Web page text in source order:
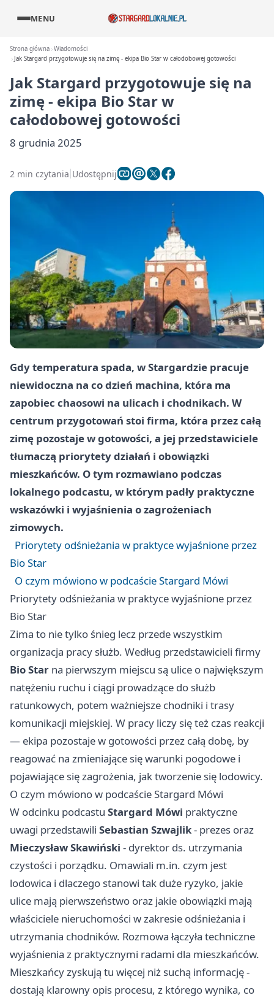
MENU
Strona główna Wiadomości
Jak Stargard przygotowuje się na zimę - ekipa Bio Star w całodobowej gotowości
Jak Stargard przygotowuje się na
zimę - ekipa Bio Star w
całodobowej gotowości
8 grudnia 2025
2 min czytania Udostępnij
Gdy temperatura spada, w Stargardzie pracuje
niewidoczna na co dzień machina, która ma
zapobiec chaosowi na ulicach i chodnikach. W
centrum przygotowań stoi firma, która przez całą
zimę pozostaje w gotowości, a jej przedstawiciele
tłumaczą priorytety działań i obowiązki
mieszkańców. O tym rozmawiano podczas
lokalnego podcastu, w którym padły praktyczne
wskazówki i wyjaśnienia o zagrożeniach
zimowych.
Priorytety odśnieżania w praktyce wyjaśnione przez
Bio Star
O czym mówiono w podcaście Stargard Mówi
Priorytety odśnieżania w praktyce wyjaśnione przez
Bio Star
Zima to nie tylko śnieg lecz przede wszystkim
organizacja pracy służb. Według przedstawicieli firmy
Bio Star na pierwszym miejscu są ulice o największym
natężeniu ruchu i ciągi prowadzące do służb
ratunkowych, potem ważniejsze chodniki i trasy
komunikacji miejskiej. W pracy liczy się też czas reakcji
— ekipa pozostaje w gotowości przez całą dobę, by
reagować na zmieniające się warunki pogodowe i
pojawiające się zagrożenia, jak tworzenie się lodowicy.
O czym mówiono w podcaście Stargard Mówi
W odcinku podcastu Stargard Mówi praktyczne
uwagi przedstawili Sebastian Szwajlik- prezes oraz
Mieczysław Skawiński - dyrektor ds. utrzymania
czystości i porządku. Omawiali m.in. czym jest
lodowica i dlaczego stanowi tak duże ryzyko, jakie
ulice mają pierwszeństwo oraz jakie obowiązki mają
właściciele nieruchomości w zakresie odśnieżania i
utrzymania chodników. Rozmowa łączyła techniczne
wyjaśnienia z praktycznymi radami dla mieszkańców.
Mieszkańcy zyskują tu więcej niż suchą informację -
dostają klarowny opis procesu, z którego wynika, co